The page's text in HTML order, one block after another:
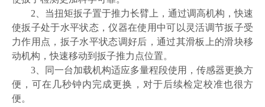
2 、当扭矩扳子置于推力长臂上，通过调高机构，快速
使扳子处于水平状态，仪器在使用中可以灵活调节扳子受
力作用点，扳子水平状态调好后，通过其滑板上的滑块移
动机构，快速移动到扳子推力点位置。
3 、同一台加载机构适应多量程段使用，传感器更换方
便，可在几秒钟内完成更换，对于后续检定校准也很方
便。